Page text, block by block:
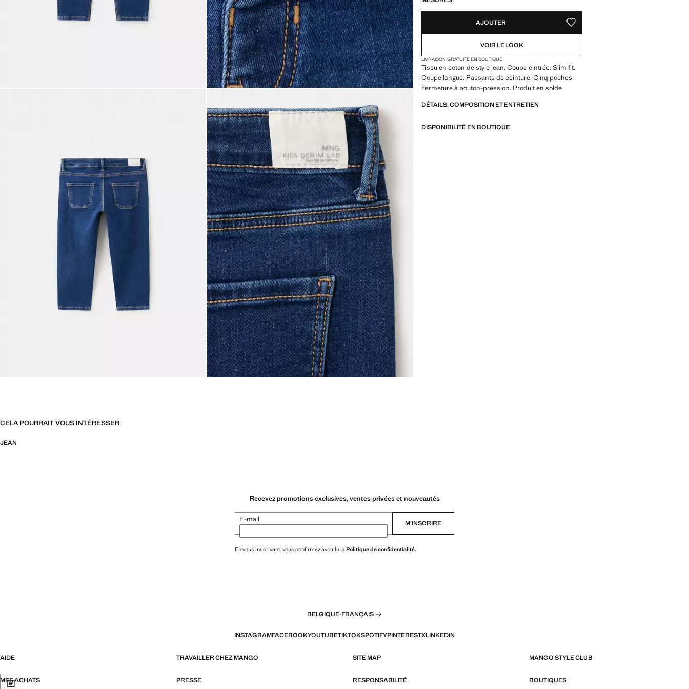
AJOUTER AJOUTER AUX FAVORIS
VOIR LE LOOK
LIVRAISON GRATUITE EN BOUTIQUE
Tissu en coton de style jean. Coupe cintrée. Slim fit.
Coupe longue. Passants de ceinture. Cinq poches.
Fermeture à bouton-pression. Produit en solde
DÉTAILS, COMPOSITION ET ENTRETIEN
DISPONIBILITÉ EN BOUTIQUE
CELA POURRAIT VOUS INTÉRESSER
JEAN
Recevez promotions exclusives, ventes privées et nouveautés
E-mail M’INSCRIRE
En vous inscrivant, vous confirmez avoir lu laPolitique de confidentialité.
BELGIQUE·FRANÇAIS
INSTAGRAMFACEBOOKYOUTUBETIKTOKSPOTIFYPINTERESTXLINKEDIN
AIDE TRAVAILLER CHEZ MANGO SITE MAP MANGO STYLE CLUB
MES ACHATS PRESSE RESPONSABILITÉ BOUTIQUES